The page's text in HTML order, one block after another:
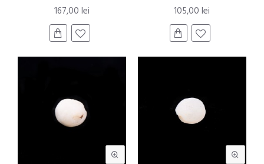
167,00 lei 105,00 lei